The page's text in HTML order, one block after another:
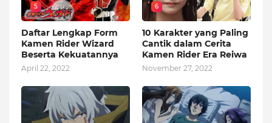
5
Daftar Lengkap Form
Kamen Rider Wizard
Beserta Kekuatannya
April 22, 2022
6
10 Karakter yang Paling
Cantik dalam Cerita
Kamen Rider Era Reiwa
November 27, 2022